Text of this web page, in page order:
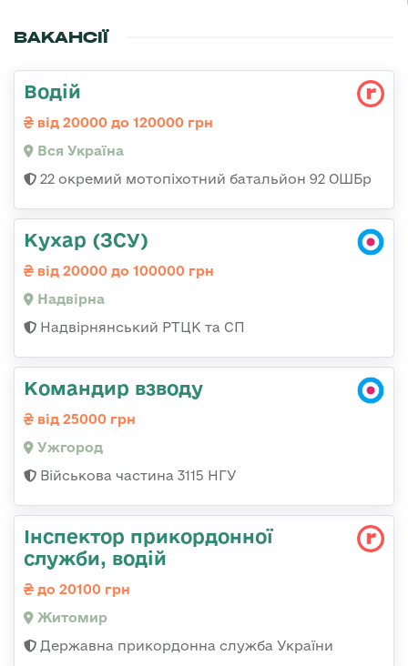
ВАКАНСІЇ
Водій
від 20000 до 120000 грн
Вся Україна
22 окремий мотопіхотний батальйон 92 ОШБр
Кухар (ЗСУ)
від 20000 до 100000 грн
Надвірна
Надвірнянський РТЦК та СП
Командир взводу
від 25000 грн
Ужгород
Військова частина 3115 НГУ
Інспектор прикордонної
служби, водій
до 20100 грн
Житомир
Державна прикордонна служба України